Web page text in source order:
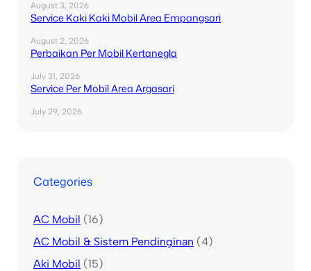
August 3, 2026
Service Kaki Kaki Mobil Area Empangsari
August 2, 2026
Perbaikan Per Mobil Kertanegla
July 31, 2026
Service Per Mobil Area Argasari
July 29, 2026
Categories
AC Mobil (16)
AC Mobil & Sistem Pendinginan (4)
Aki Mobil (15)